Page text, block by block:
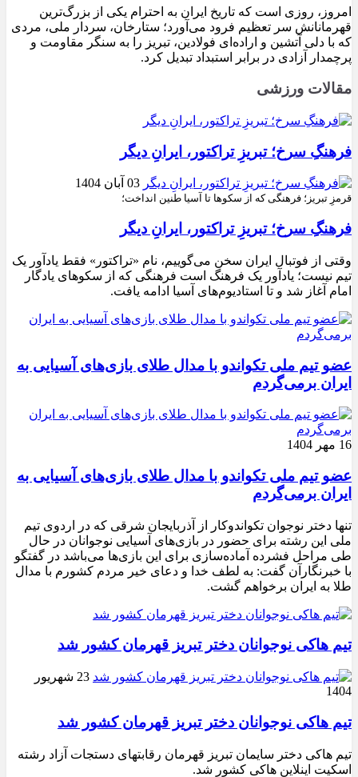
امروز، روزی است که تاریخ ایران به احترام یکی از بزرگ‌ترین
قهرمانانش سر تعظیم فرود می‌آورد؛ ستارخان، سردار ملی، مردی
که با دلی آتشین و اراده‌ای فولادین، تبریز را به سنگر مقاومت و
پرچمدار آزادی در برابر استبداد تبدیل کرد.
مقالات ورزشی
فرهنگِ سرخ؛ تبریزِ تراکتور، ایرانِ دیگر
03 آبان 1404
قرمزِ تبریز؛ فرهنگی که از سکوها تا آسیا طنین انداخت؛
فرهنگِ سرخ؛ تبریزِ تراکتور، ایرانِ دیگر
وقتی از فوتبال ایران سخن می‌گوییم، نام «تراکتور» فقط یادآور یک
تیم نیست؛ یادآور یک فرهنگ است فرهنگی که از سکوهای یادگار
امام آغاز شد و تا استادیوم‌های آسیا ادامه یافت.
عضو تیم ملی تکواندو با مدال طلای بازی‌های آسیایی به
ایران برمی‌گردم
16 مهر 1404
عضو تیم ملی تکواندو با مدال طلای بازی‌های آسیایی به
ایران برمی‌گردم
تنها دختر نوجوان تکواندوکار از آذربایجان شرقی که در اردوی تیم
ملی این رشته برای حضور در بازی‌های آسیایی نوجوانان در حال
طی مراحل فشرده آماده‌سازی برای این بازی‌ها می‌باشد در گفتگو
با خبرنگارآن گفت: به لطف خدا و دعای خیر مردم کشورم با مدال
طلا به ایران برخواهم گشت.
تیم هاکی نوجوانان دختر تبریز قهرمان کشور شد
23 شهریور
1404
تیم هاکی نوجوانان دختر تبریز قهرمان کشور شد
تیم هاکی دختر سایمان تبریز قهرمان رقابتهای دستجات آزاد رشته
اسکیت اینلاین هاکی کشور شد.